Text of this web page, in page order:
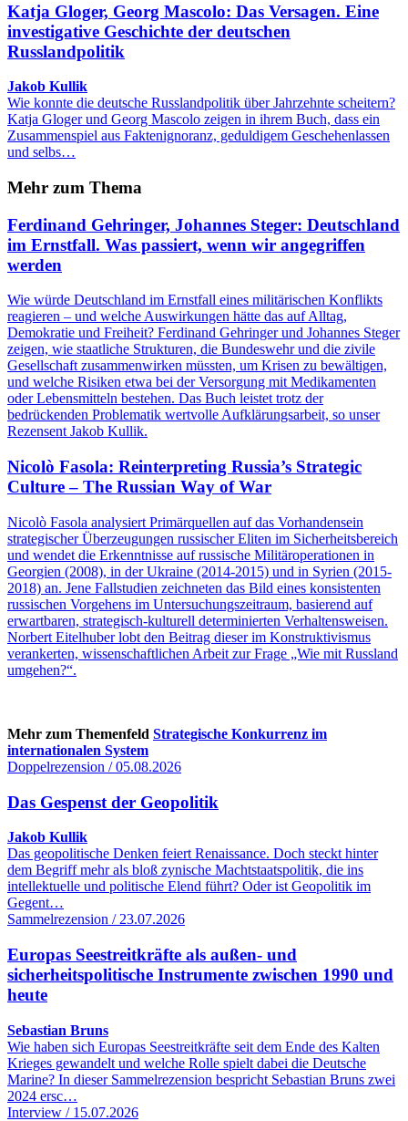
Katja Gloger, Georg Mascolo: Das Versagen. Eine
investigative Geschichte der deutschen
Russlandpolitik
Jakob Kullik
Wie konnte die deutsche Russlandpolitik über Jahrzehnte scheitern?
Katja Gloger und Georg Mascolo zeigen in ihrem Buch, dass ein
Zusammenspiel aus Faktenignoranz, geduldigem Geschehenlassen
und selbs…
Mehr zum Thema
Ferdinand Gehringer, Johannes Steger: Deutschland
im Ernstfall. Was passiert, wenn wir angegriffen
werden
Wie würde Deutschland im Ernstfall eines militärischen Konflikts
reagieren – und welche Auswirkungen hätte das auf Alltag,
Demokratie und Freiheit? Ferdinand Gehringer und Johannes Steger
zeigen, wie staatliche Strukturen, die Bundeswehr und die zivile
Gesellschaft zusammenwirken müssten, um Krisen zu bewältigen,
und welche Risiken etwa bei der Versorgung mit Medikamenten
oder Lebensmitteln bestehen. Das Buch leistet trotz der
bedrückenden Problematik wertvolle Aufklärungsarbeit, so unser
Rezensent Jakob Kullik.
Nicolò Fasola: Reinterpreting Russia’s Strategic
Culture – The Russian Way of War
Nicolò Fasola analysiert Primärquellen auf das Vorhandensein
strategischer Überzeugungen russischer Eliten im Sicherheitsbereich
und wendet die Erkenntnisse auf russische Militäroperationen in
Georgien (2008), in der Ukraine (2014-2015) und in Syrien (2015-
2018) an. Jene Fallstudien zeichneten das Bild eines konsistenten
russischen Vorgehens im Untersuchungszeitraum, basierend auf
erwartbaren, strategisch-kulturell determinierten Verhaltensweisen.
Norbert Eitelhuber lobt den Beitrag dieser im Konstruktivismus
verankerten, wissenschaftlichen Arbeit zur Frage „Wie mit Russland
umgehen?“.
Mehr zum Themenfeld Strategische Konkurrenz im
internationalen System
Doppelrezension / 05.08.2026
Das Gespenst der Geopolitik
Jakob Kullik
Das geopolitische Denken feiert Renaissance. Doch steckt hinter
dem Begriff mehr als bloß zynische Machtstaatspolitik, die ins
intellektuelle und politische Elend führt? Oder ist Geopolitik im
Gegent…
Sammelrezension / 23.07.2026
Europas Seestreitkräfte als außen- und
sicherheitspolitische Instrumente zwischen 1990 und
heute
Sebastian Bruns
Wie haben sich Europas Seestreitkräfte seit dem Ende des Kalten
Krieges gewandelt und welche Rolle spielt dabei die Deutsche
Marine? In dieser Sammelrezension bespricht Sebastian Bruns zwei
2024 ersc…
Interview / 15.07.2026